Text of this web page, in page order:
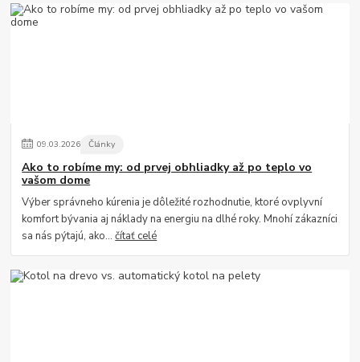
09.03.2026 Články
Ako to robíme my: od prvej obhliadky až po teplo vo
vašom dome
Výber správneho kúrenia je dôležité rozhodnutie, ktoré ovplyvní
komfort bývania aj náklady na energiu na dlhé roky. Mnohí zákazníci
sa nás pýtajú, ako...čítať celé